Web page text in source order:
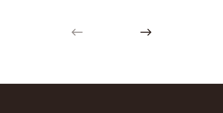
Next slide